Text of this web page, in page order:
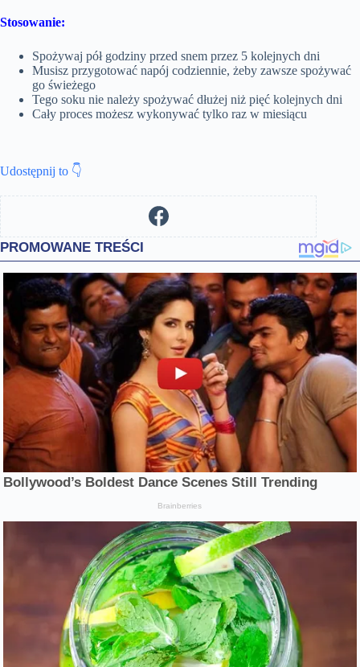
Stosowanie:
Spożywaj pół godziny przed snem przez 5 kolejnych dni
Musisz przygotować napój codziennie, żeby zawsze spożywać
go świeżego
Tego soku nie należy spożywać dłużej niż pięć kolejnych dni
Cały proces możesz wykonywać tylko raz w miesiącu
Udostępnij to 👇